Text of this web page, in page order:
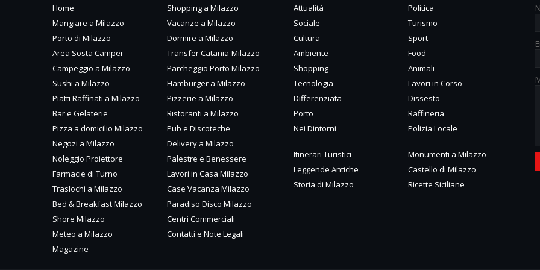
Home
Shopping a Milazzo
Mangiare a Milazzo
Vacanze a Milazzo
Porto di Milazzo
Dormire a Milazzo
Area Sosta Camper
Transfer Catania-Milazzo
Campeggio a Milazzo
Parcheggio Porto Milazzo
Sushi a Milazzo
Hamburger a Milazzo
Piatti Raffinati a Milazzo
Pizzerie a Milazzo
Bar e Gelaterie
Ristoranti a Milazzo
Pizza a domicilio Milazzo
Pub e Discoteche
Negozi a Milazzo
Delivery a Milazzo
Noleggio Proiettore
Palestre e Benessere
Farmacie di Turno
Lavori in Casa Milazzo
Traslochi a Milazzo
Case Vacanza Milazzo
Bed & Breakfast Milazzo
Paradiso Disco Milazzo
Shore Milazzo
Centri Commerciali
Meteo a Milazzo
Contatti e Note Legali
Magazine
Attualità
Politica
Sociale
Turismo
Cultura
Sport
Ambiente
Food
Shopping
Animali
Tecnologia
Lavori in Corso
Differenziata
Dissesto
Porto
Raffineria
Nei Dintorni
Polizia Locale
Itinerari Turistici
Monumenti a Milazzo
Leggende Antiche
Castello di Milazzo
Storia di Milazzo
Ricette Siciliane